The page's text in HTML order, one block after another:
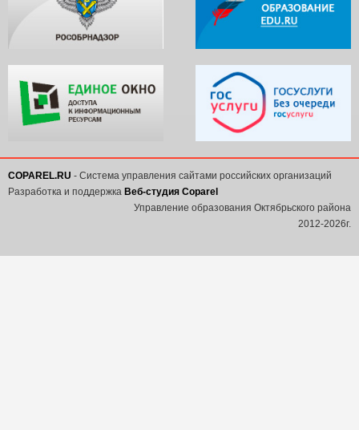
COPAREL.RU - Система управления сайтами российских организаций
Разработка и поддержка Веб-студия Coparel
Управление образования Октябрьского района
2012-2026г.